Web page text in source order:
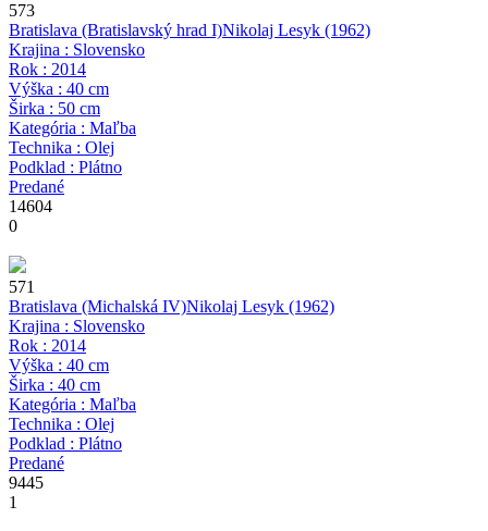
573
Bratislava (Bratislavský hrad I)Nikolaj Lesyk (1962)
Krajina : Slovensko
Rok : 2014
Výška : 40 cm
Širka : 50 cm
Kategória : Maľba
Technika : Olej
Podklad : Plátno
Predané
14604
0
571
Bratislava (Michalská IV)Nikolaj Lesyk (1962)
Krajina : Slovensko
Rok : 2014
Výška : 40 cm
Širka : 40 cm
Kategória : Maľba
Technika : Olej
Podklad : Plátno
Predané
9445
1